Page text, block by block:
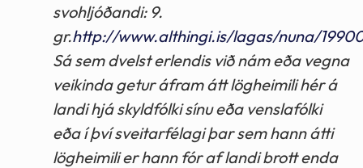
svohljóðandi: 9.
gr.http://www.althingi.is/lagas/nuna/
Sá sem dvelst erlendis við nám eða vegna
veikinda getur áfram átt lögheimili hér á
landi hjá skyldfólki sínu eða venslafólki
eða í því sveitarfélagi þar sem hann átti
lögheimili er hann fór af landi brott enda